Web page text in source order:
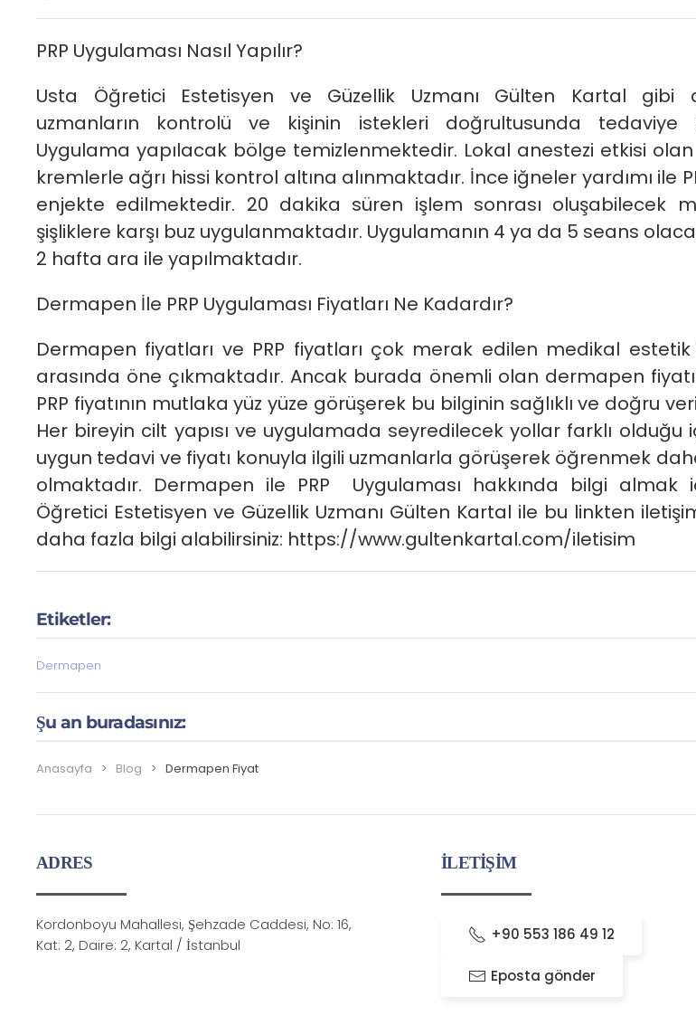
PRP Uygulaması Nasıl Yapılır?
Usta Öğretici Estetisyen ve Güzellik Uzmanı Gülten Kartal gibi
uzmanların kontrolü ve kişinin istekleri doğrultusunda tedaviye
Uygulama yapılacak bölge temizlenmektedir. Lokal anestezi etkisi
kremlerle ağrı hissi kontrol altına alınmaktadır. İnce iğneler yardımı ile
enjekte edilmektedir. 20 dakika süren işlem sonrası oluşabilecek
şişliklere karşı buz uygulanmaktadır. Uygulamanın 4 ya da 5 seans
2 hafta ara ile yapılmaktadır.
Dermapen İle PRP Uygulaması Fiyatları Ne Kadardır?
Dermapen fiyatları ve PRP fiyatları çok merak edilen medikal estetik
arasında öne çıkmaktadır. Ancak burada önemli olan dermapen
PRP fiyatının mutlaka yüz yüze görüşerek bu bilginin sağlıklı ve doğru
Her bireyin cilt yapısı ve uygulamada seyredilecek yollar farklı olduğu
uygun tedavi ve fiyatı konuyla ilgili uzmanlarla görüşerek öğrenmek
olmaktadır. Dermapen ile PRP Uygulaması hakkında bilgi almak
Öğretici Estetisyen ve Güzellik Uzmanı Gülten Kartal ile bu linkten
daha fazla bilgi alabilirsiniz: https://www.gultenkartal.com/iletisim
Etiketler:
Dermapen
Şu an buradasınız:
Anasayfa Blog Dermapen Fiyat
ADRES
Kordonboyu Mahallesi, Şehzade Caddesi, No: 16,
Kat: 2, Daire: 2, Kartal / İstanbul
İLETİŞİM
+90 553 186 49 12
Eposta gönder